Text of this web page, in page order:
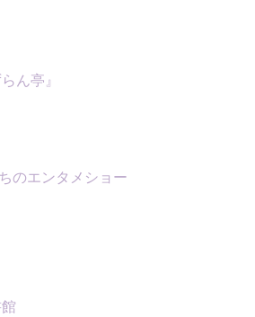
ん亭』
のエンタメショー